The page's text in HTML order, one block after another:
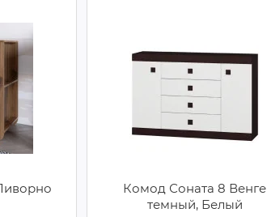
Комод Соната 8 Венге
темный, Белый